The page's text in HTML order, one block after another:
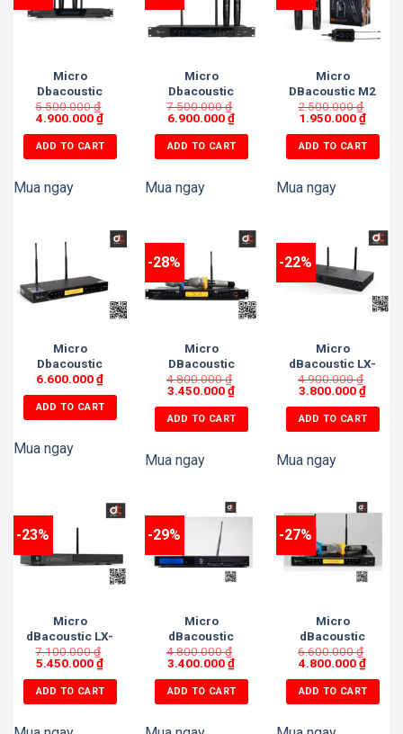
Micro
Dbacoustic
M450
5.500.000₫
4.900.000₫
ADD TO CART
Mua ngay
Micro
Dbacoustic
M600
7.500.000₫
6.900.000₫
ADD TO CART
Mua ngay
Micro
DBacoustic M2
Echo
2.500.000₫
1.950.000₫
ADD TO CART
Mua ngay
Micro
Dbacoustic
VM6000
6.600.000₫
ADD TO CART
Mua ngay
-28%
Micro
DBacoustic
K5000
4.800.000₫
3.450.000₫
ADD TO CART
Mua ngay
-22%
Micro
dBacoustic LX-
M3
4.900.000₫
3.800.000₫
ADD TO CART
Mua ngay
-23%
Micro
dBacoustic LX-
M5 cao cấp
7.100.000₫
5.450.000₫
ADD TO CART
-29%
Micro
dBacoustic
K5000S
4.800.000₫
3.400.000₫
ADD TO CART
-27%
Micro
dBacoustic
K6000
6.600.000₫
4.800.000₫
ADD TO CART